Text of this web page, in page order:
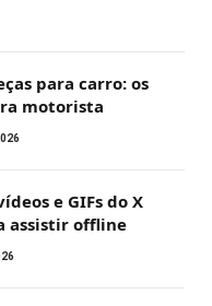
para carro: os
motorista
e GIFs do X
assistir offline